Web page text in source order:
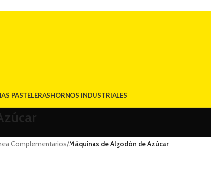
PASTELERASHORNOS INDUSTRIALES
Complementarios/Máquinas de Algodón de Azúcar